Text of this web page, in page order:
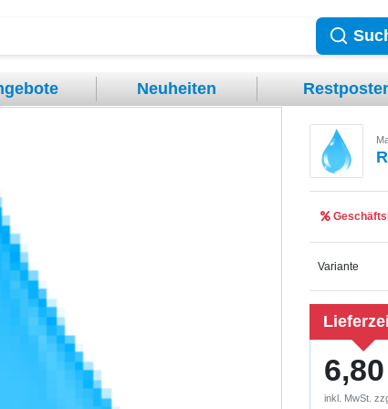
Neuheiten
Variante
inkl. MwSt.